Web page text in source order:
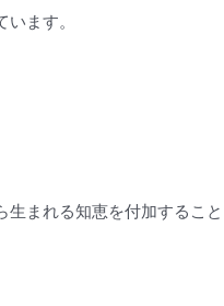
ます。
まれる知恵を付加すること